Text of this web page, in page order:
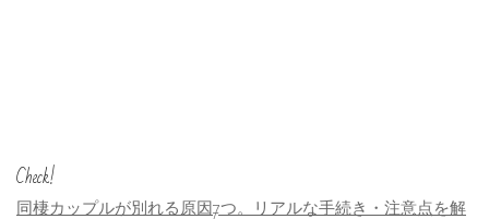
Check!
同棲カップルが別れる原因7つ。リアルな手続き・注意点を解